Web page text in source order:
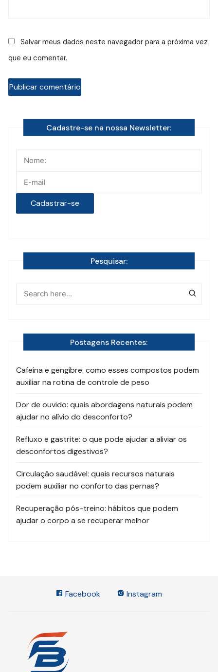
Salvar meus dados neste navegador para a próxima vez
que eu comentar.
Cadastre-se na nossa Newsletter:
Pesquisar:
Postagens Recentes:
Cafeína e gengibre: como esses compostos podem
auxiliar na rotina de controle de peso
Dor de ouvido: quais abordagens naturais podem
ajudar no alívio do desconforto?
Refluxo e gastrite: o que pode ajudar a aliviar os
desconfortos digestivos?
Circulação saudável: quais recursos naturais
podem auxiliar no conforto das pernas?
Recuperação pós-treino: hábitos que podem
ajudar o corpo a se recuperar melhor
Facebook Instagram